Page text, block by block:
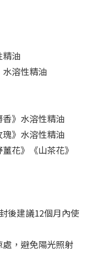
精油
溶性精油
》水溶性精油
》水溶性精油
花》《山茶花》
後建議12個月內使
處，避免陽光照射